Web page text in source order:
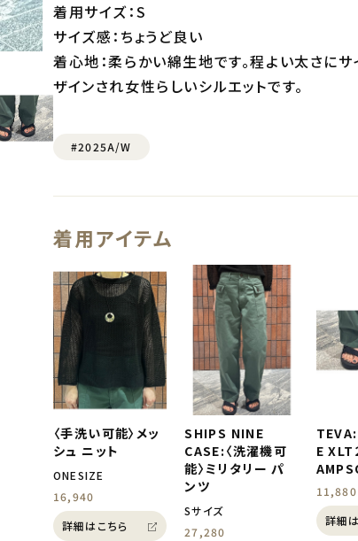
着用サイズ：S
サイズ感：ちょうど良い
着心地：柔らかい綿生地です。程よい太さに
ザインされ女性らしいシルエットです。
#2025A/W
着用アイテム
〈手洗い可能〉メッ
シュ ニット
ONESIZE
16,940
詳細はこちら
SHIPS NINE
CASE:〈洗濯機可
能〉ミリタリー パ
ンツ
Sサイズ
27,280
E XLT
11,880
詳細